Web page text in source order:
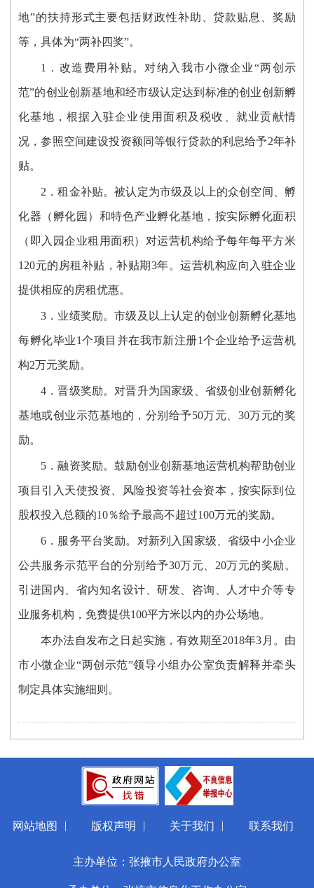
地”的扶持形式主要包括财政性补助、贷款贴息、奖励
等，具体为“两补四奖”。
1．改造费用补贴。对纳入我市小微企业“两创示
范”的创业创新基地和经市级认定达到标准的创业创新孵
化基地，根据入驻企业使用面积及税收、就业贡献情
况，参照空间建设投资额同等银行贷款的利息给予2年补
贴。
2．租金补贴。被认定为市级及以上的众创空间、孵
化器（孵化园）和特色产业孵化基地，按实际孵化面积
（即入园企业租用面积）对运营机构给予每年每平方米
120元的房租补贴，补贴期3年。运营机构应向入驻企业
提供相应的房租优惠。
3．业绩奖励。市级及以上认定的创业创新孵化基地
每孵化毕业1个项目并在我市新注册1个企业给予运营机
构2万元奖励。
4．晋级奖励。对晋升为国家级、省级创业创新孵化
基地或创业示范基地的，分别给予50万元、30万元的奖
励。
5．融资奖励。鼓励创业创新基地运营机构帮助创业
项目引入天使投资、风险投资等社会资本，按实际到位
股权投入总额的10％给予最高不超过100万元的奖励。
6．服务平台奖励。对新列入国家级、省级中小企业
公共服务示范平台的分别给予30万元、20万元的奖励。
引进国内、省内知名设计、研发、咨询、人才中介等专
业服务机构，免费提供100平方米以内的办公场地。
本办法自发布之日起实施，有效期至2018年3月。由
市小微企业“两创示范”领导小组办公室负责解释并牵头
制定具体实施细则。
网站地图 | 版权声明 | 关于我们 | 联系我们
主办单位：张掖市人民政府办公室